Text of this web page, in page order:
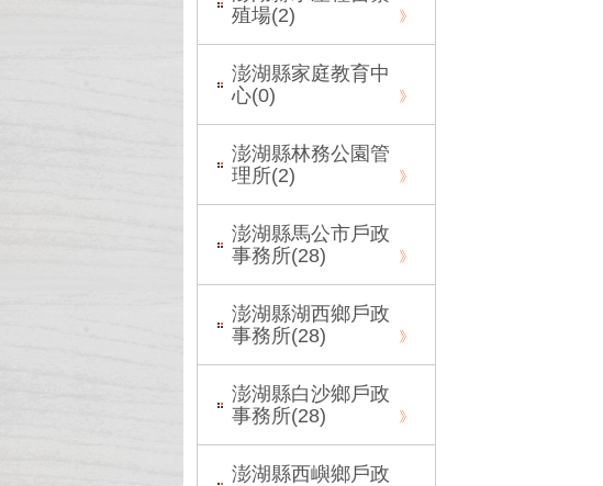
殖場(2)
澎湖縣家庭教育中
心(0)
澎湖縣林務公園管
理所(2)
澎湖縣馬公市戶政
事務所(28)
澎湖縣湖西鄉戶政
事務所(28)
澎湖縣白沙鄉戶政
事務所(28)
澎湖縣西嶼鄉戶政